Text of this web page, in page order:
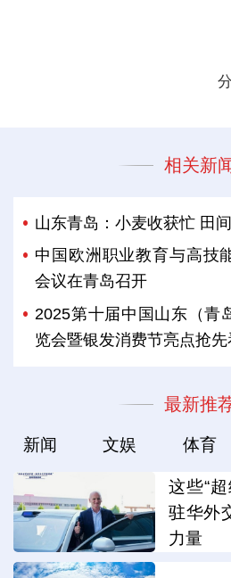
相关新
山东青岛：小麦收获忙 田
中国欧洲职业教育与高技
会议在青岛召开
2025第十届中国山东（青
览会暨银发消费节亮点抢先
最新推
新闻 文娱 体育
这些“
驻华外
力量